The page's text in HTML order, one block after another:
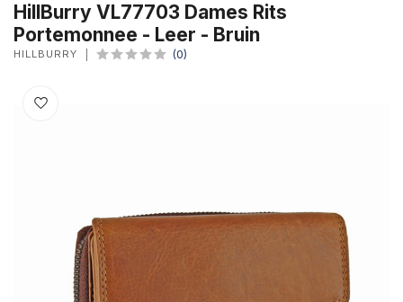
HillBurry VL77703 Dames Rits
Portemonnee - Leer - Bruin
HILLBURRY (0)